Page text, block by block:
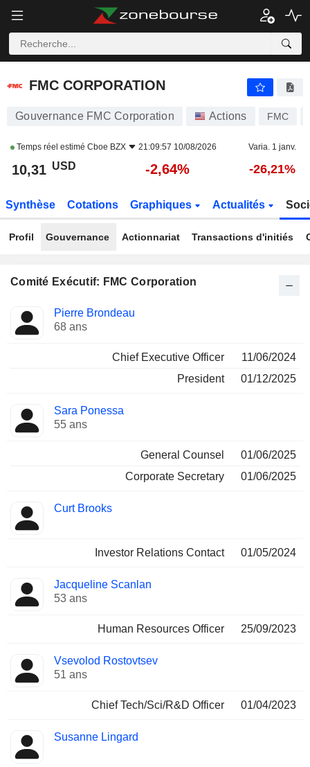
FMC CORPORATION
FMC CORPORATION
Gouvernance FMC Corporation Actions FMC
Temps réel estimé Cboe BZX 21:09:57 10/08/2026 Varia. 1 janv.
10,31 USD -2,64% -26,21%
Synthèse Cotations Graphiques Actualités
Profil Gouvernance Actionnariat Transactions d'initiés
Comité Exécutif: FMC Corporation
Dirigeant
Fonctions
occupées
Pierre Brondeau
68 ans
Chief Executive Officer
11/06/2024
President
01/12/2025
Sara Ponessa
55 ans
General Counsel
01/06/2025
Corporate Secretary
01/06/2025
Curt Brooks
Investor Relations Contact 01/05/2024
Jacqueline Scanlan
53 ans
Human Resources Officer 25/09/2023
Vsevolod Rostovtsev
51 ans
Chief Tech/Sci/R&D Officer 01/04/2023
Susanne Lingard